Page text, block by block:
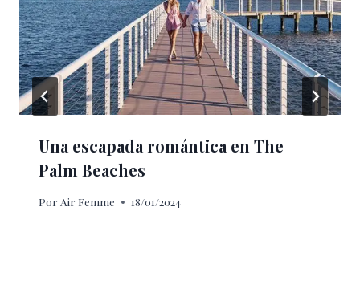
Una escapada romántica en The
Palm Beaches
Por Air Femme 18/01/2024